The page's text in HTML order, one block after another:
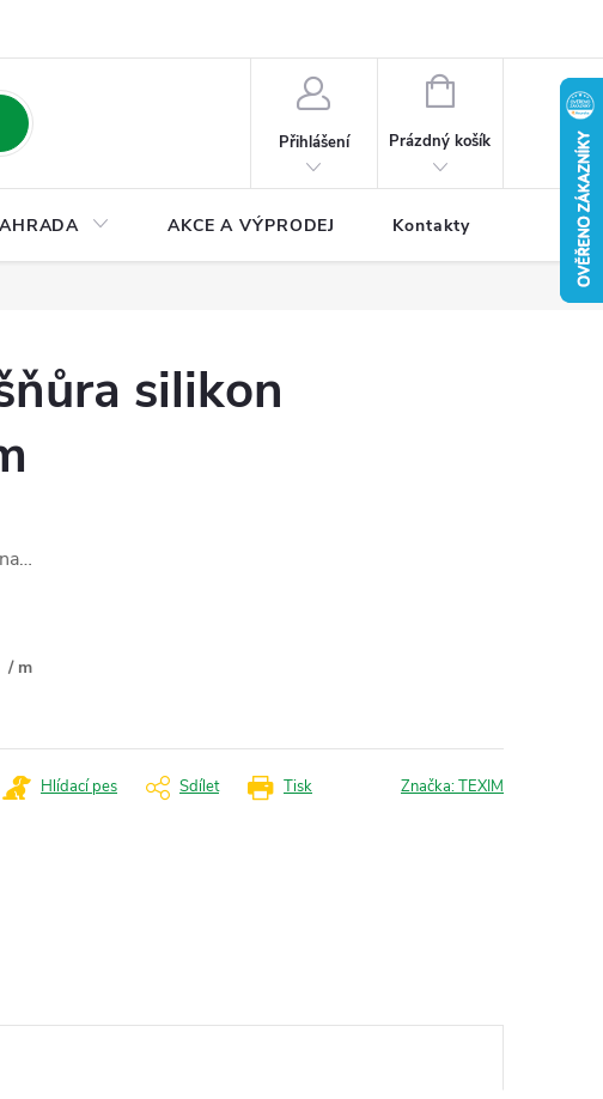
Přihlášení
NÁKUPNÍ
Prázdný košík
AKCE A VÝPRODEJ Kontakty
silikon
/ m
Tisk
Hlídací pes Sdílet Značka:TEXIM